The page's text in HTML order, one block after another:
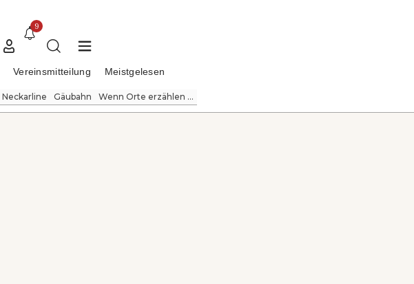
9
Vereinsmitteilung Meistgelesen
Neckarline Gäubahn Wenn Orte erzählen ...